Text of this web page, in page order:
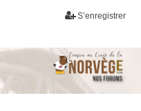
S’enregistrer